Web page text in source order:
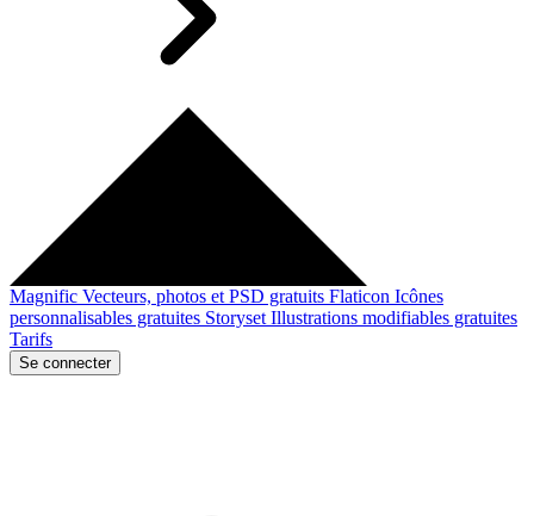
Magnific Vecteurs, photos et PSD gratuits Flaticon Icônes
personnalisables gratuites Storyset Illustrations modifiables gratuites
Tarifs
Se connecter